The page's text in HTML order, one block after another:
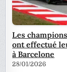
Les
ont effectué
à Barcelone
28/01/2026